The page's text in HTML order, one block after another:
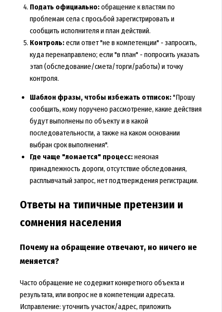
Подать официально:обращение к властям по
проблемам села с просьбой зарегистрировать и
сообщить исполнителя и план действий.
Контроль:если ответ "не в компетенции" - запросить,
куда перенаправлено; если "в план" - попросить указать
этап (обследование/смета/торги/работы) и точку
контроля.
Шаблон фразы, чтобы избежать отписок:"Прошу
сообщить, кому поручено рассмотрение, какие действия
будут выполнены по объекту и в какой
последовательности, а также на каком основании
выбран срок выполнения".
Где чаще "ломается" процесс:неясная
принадлежность дороги, отсутствие обследования,
расплывчатый запрос, нет подтверждения регистрации.
Ответы на типичные претензии и
сомнения населения
Почему на обращение отвечают, но ничего не
меняется?
Часто обращение не содержит конкретного объекта и
результата, или вопрос не в компетенции адресата.
Исправление: уточнить участок/адрес, приложить